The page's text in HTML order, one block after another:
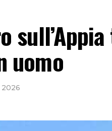
uomo